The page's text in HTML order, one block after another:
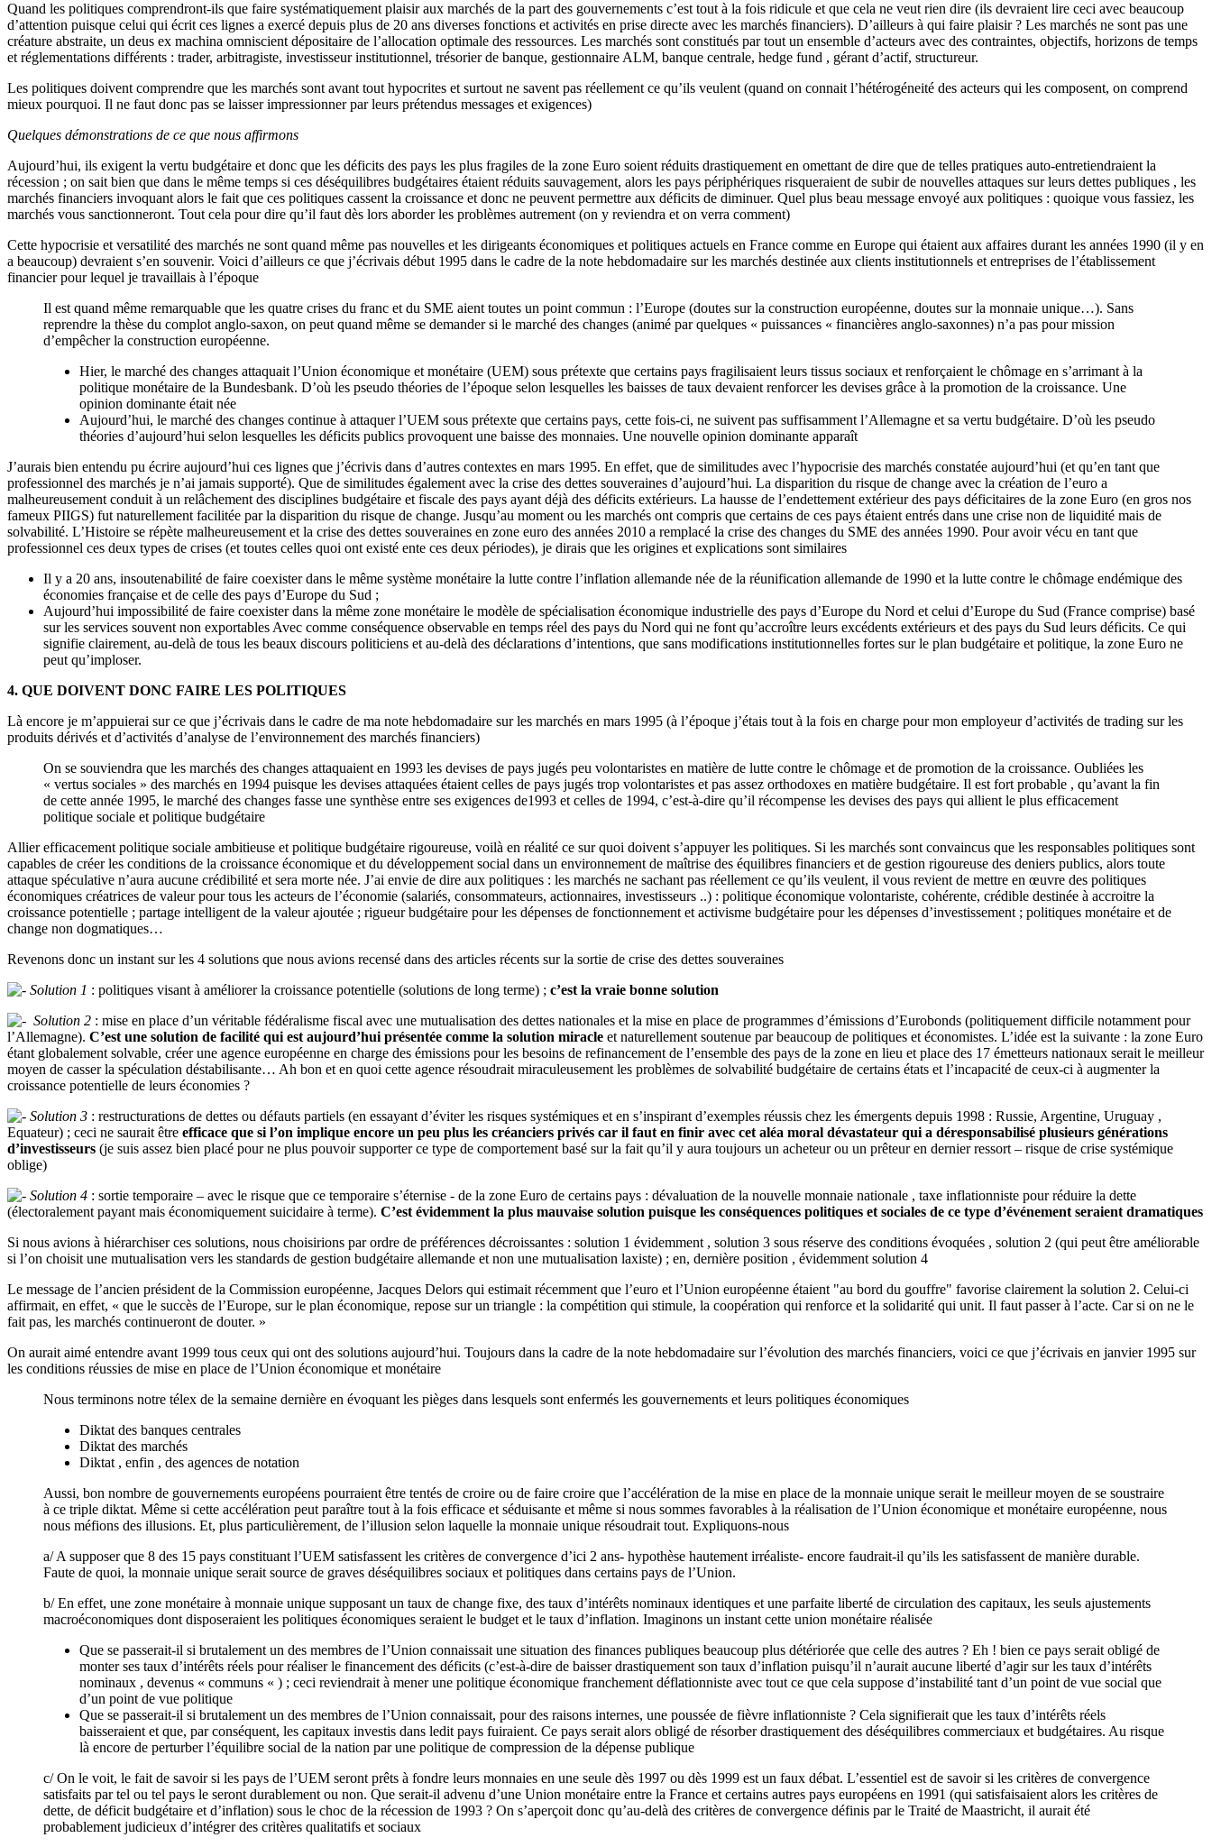
Quand les politiques comprendront-ils que faire systématiquement plaisir aux marchés de la part des gouvernements c’est tout à la fois ridicule et que cela ne veut rien dire (ils devraient lire ceci avec beaucoup
d’attention puisque celui qui écrit ces lignes a exercé depuis plus de 20 ans diverses fonctions et activités en prise directe avec les marchés financiers). D’ailleurs à qui faire plaisir ? Les marchés ne sont pas une
créature abstraite, un deus ex machina omniscient dépositaire de l’allocation optimale des ressources. Les marchés sont constitués par tout un ensemble d’acteurs avec des contraintes, objectifs, horizons de temps
et réglementations différents : trader, arbitragiste, investisseur institutionnel, trésorier de banque, gestionnaire ALM, banque centrale, hedge fund , gérant d’actif, structureur.
Les politiques doivent comprendre que les marchés sont avant tout hypocrites et surtout ne savent pas réellement ce qu’ils veulent (quand on connait l’hétérogéneité des acteurs qui les composent, on comprend
mieux pourquoi. Il ne faut donc pas se laisser impressionner par leurs prétendus messages et exigences)
Quelques démonstrations de ce que nous affirmons
Aujourd’hui, ils exigent la vertu budgétaire et donc que les déficits des pays les plus fragiles de la zone Euro soient réduits drastiquement en omettant de dire que de telles pratiques auto-entretiendraient la
récession ; on sait bien que dans le même temps si ces déséquilibres budgétaires étaient réduits sauvagement, alors les pays périphériques risqueraient de subir de nouvelles attaques sur leurs dettes publiques , les
marchés financiers invoquant alors le fait que ces politiques cassent la croissance et donc ne peuvent permettre aux déficits de diminuer. Quel plus beau message envoyé aux politiques : quoique vous fassiez, les
marchés vous sanctionneront. Tout cela pour dire qu’il faut dès lors aborder les problèmes autrement (on y reviendra et on verra comment)
Cette hypocrisie et versatilité des marchés ne sont quand même pas nouvelles et les dirigeants économiques et politiques actuels en France comme en Europe qui étaient aux affaires durant les années 1990 (il y en
a beaucoup) devraient s’en souvenir. Voici d’ailleurs ce que j’écrivais début 1995 dans le cadre de la note hebdomadaire sur les marchés destinée aux clients institutionnels et entreprises de l’établissement
financier pour lequel je travaillais à l’époque
Il est quand même remarquable que les quatre crises du franc et du SME aient toutes un point commun : l’Europe (doutes sur la construction européenne, doutes sur la monnaie unique…). Sans
reprendre la thèse du complot anglo-saxon, on peut quand même se demander si le marché des changes (animé par quelques « puissances « financières anglo-saxonnes) n’a pas pour mission
d’empêcher la construction européenne.
Hier, le marché des changes attaquait l’Union économique et monétaire (UEM) sous prétexte que certains pays fragilisaient leurs tissus sociaux et renforçaient le chômage en s’arrimant à la
politique monétaire de la Bundesbank. D’où les pseudo théories de l’époque selon lesquelles les baisses de taux devaient renforcer les devises grâce à la promotion de la croissance. Une
opinion dominante était née
Aujourd’hui, le marché des changes continue à attaquer l’UEM sous prétexte que certains pays, cette fois-ci, ne suivent pas suffisamment l’Allemagne et sa vertu budgétaire. D’où les pseudo
théories d’aujourd’hui selon lesquelles les déficits publics provoquent une baisse des monnaies. Une nouvelle opinion dominante apparaît
J’aurais bien entendu pu écrire aujourd’hui ces lignes que j’écrivis dans d’autres contextes en mars 1995. En effet, que de similitudes avec l’hypocrisie des marchés constatée aujourd’hui (et qu’en tant que
professionnel des marchés je n’ai jamais supporté). Que de similitudes également avec la crise des dettes souveraines d’aujourd’hui. La disparition du risque de change avec la création de l’euro a
malheureusement conduit à un relâchement des disciplines budgétaire et fiscale des pays ayant déjà des déficits extérieurs. La hausse de l’endettement extérieur des pays déficitaires de la zone Euro (en gros nos
fameux PIIGS) fut naturellement facilitée par la disparition du risque de change. Jusqu’au moment ou les marchés ont compris que certains de ces pays étaient entrés dans une crise non de liquidité mais de
solvabilité. L’Histoire se répète malheureusement et la crise des dettes souveraines en zone euro des années 2010 a remplacé la crise des changes du SME des années 1990. Pour avoir vécu en tant que
professionnel ces deux types de crises (et toutes celles quoi ont existé ente ces deux périodes), je dirais que les origines et explications sont similaires
Il y a 20 ans, insoutenabilité de faire coexister dans le même système monétaire la lutte contre l’inflation allemande née de la réunification allemande de 1990 et la lutte contre le chômage endémique des
économies française et de celle des pays d’Europe du Sud ;
Aujourd’hui impossibilité de faire coexister dans la même zone monétaire le modèle de spécialisation économique industrielle des pays d’Europe du Nord et celui d’Europe du Sud (France comprise) basé
sur les services souvent non exportables Avec comme conséquence observable en temps réel des pays du Nord qui ne font qu’accroître leurs excédents extérieurs et des pays du Sud leurs déficits. Ce qui
signifie clairement, au-delà de tous les beaux discours politiciens et au-delà des déclarations d’intentions, que sans modifications institutionnelles fortes sur le plan budgétaire et politique, la zone Euro ne
peut qu’imploser.
4. QUE DOIVENT DONC FAIRE LES POLITIQUES
Là encore je m’appuierai sur ce que j’écrivais dans le cadre de ma note hebdomadaire sur les marchés en mars 1995 (à l’époque j’étais tout à la fois en charge pour mon employeur d’activités de trading sur les
produits dérivés et d’activités d’analyse de l’environnement des marchés financiers)
On se souviendra que les marchés des changes attaquaient en 1993 les devises de pays jugés peu volontaristes en matière de lutte contre le chômage et de promotion de la croissance. Oubliées les
« vertus sociales » des marchés en 1994 puisque les devises attaquées étaient celles de pays jugés trop volontaristes et pas assez orthodoxes en matière budgétaire. Il est fort probable , qu’avant la fin
de cette année 1995, le marché des changes fasse une synthèse entre ses exigences de1993 et celles de 1994, c’est-à-dire qu’il récompense les devises des pays qui allient le plus efficacement
politique sociale et politique budgétaire
Allier efficacement politique sociale ambitieuse et politique budgétaire rigoureuse, voilà en réalité ce sur quoi doivent s’appuyer les politiques. Si les marchés sont convaincus que les responsables politiques sont
capables de créer les conditions de la croissance économique et du développement social dans un environnement de maîtrise des équilibres financiers et de gestion rigoureuse des deniers publics, alors toute
attaque spéculative n’aura aucune crédibilité et sera morte née. J’ai envie de dire aux politiques : les marchés ne sachant pas réellement ce qu’ils veulent, il vous revient de mettre en œuvre des politiques
économiques créatrices de valeur pour tous les acteurs de l’économie (salariés, consommateurs, actionnaires, investisseurs ..) : politique économique volontariste, cohérente, crédible destinée à accroitre la
croissance potentielle ; partage intelligent de la valeur ajoutée ; rigueur budgétaire pour les dépenses de fonctionnement et activisme budgétaire pour les dépenses d’investissement ; politiques monétaire et de
change non dogmatiques…
Revenons donc un instant sur les 4 solutions que nous avions recensé dans des articles récents sur la sortie de crise des dettes souveraines
Solution 1 : politiques visant à améliorer la croissance potentielle (solutions de long terme) ; c’est la vraie bonne solution
Solution 2 : mise en place d’un véritable fédéralisme fiscal avec une mutualisation des dettes nationales et la mise en place de programmes d’émissions d’Eurobonds (politiquement difficile notamment pour
l’Allemagne). C’est une solution de facilité qui est aujourd’hui présentée comme la solution miracle et naturellement soutenue par beaucoup de politiques et économistes. L’idée est la suivante : la zone Euro
étant globalement solvable, créer une agence européenne en charge des émissions pour les besoins de refinancement de l’ensemble des pays de la zone en lieu et place des 17 émetteurs nationaux serait le meilleur
moyen de casser la spéculation déstabilisante… Ah bon et en quoi cette agence résoudrait miraculeusement les problèmes de solvabilité budgétaire de certains états et l’incapacité de ceux-ci à augmenter la
croissance potentielle de leurs économies ?
Solution 3 : restructurations de dettes ou défauts partiels (en essayant d’éviter les risques systémiques et en s’inspirant d’exemples réussis chez les émergents depuis 1998 : Russie, Argentine, Uruguay ,
Equateur) ; ceci ne saurait être efficace que si l’on implique encore un peu plus les créanciers privés car il faut en finir avec cet aléa moral dévastateur qui a déresponsabilisé plusieurs générations
d’investisseurs (je suis assez bien placé pour ne plus pouvoir supporter ce type de comportement basé sur la fait qu’il y aura toujours un acheteur ou un prêteur en dernier ressort – risque de crise systémique
oblige)
Solution 4 : sortie temporaire – avec le risque que ce temporaire s’éternise - de la zone Euro de certains pays : dévaluation de la nouvelle monnaie nationale , taxe inflationniste pour réduire la dette
(électoralement payant mais économiquement suicidaire à terme). C’est évidemment la plus mauvaise solution puisque les conséquences politiques et sociales de ce type d’événement seraient dramatiques
Si nous avions à hiérarchiser ces solutions, nous choisirions par ordre de préférences décroissantes : solution 1 évidemment , solution 3 sous réserve des conditions évoquées , solution 2 (qui peut être améliorable
si l’on choisit une mutualisation vers les standards de gestion budgétaire allemande et non une mutualisation laxiste) ; en, dernière position , évidemment solution 4
Le message de l’ancien président de la Commission européenne, Jacques Delors qui estimait récemment que l’euro et l’Union européenne étaient "au bord du gouffre" favorise clairement la solution 2. Celui-ci
affirmait, en effet, « que le succès de l’Europe, sur le plan économique, repose sur un triangle : la compétition qui stimule, la coopération qui renforce et la solidarité qui unit. Il faut passer à l’acte. Car si on ne le
fait pas, les marchés continueront de douter. »
On aurait aimé entendre avant 1999 tous ceux qui ont des solutions aujourd’hui. Toujours dans la cadre de la note hebdomadaire sur l’évolution des marchés financiers, voici ce que j’écrivais en janvier 1995 sur
les conditions réussies de mise en place de l’Union économique et monétaire
Nous terminons notre télex de la semaine dernière en évoquant les pièges dans lesquels sont enfermés les gouvernements et leurs politiques économiques
Diktat des banques centrales
Diktat des marchés
Diktat , enfin , des agences de notation
Aussi, bon nombre de gouvernements européens pourraient être tentés de croire ou de faire croire que l’accélération de la mise en place de la monnaie unique serait le meilleur moyen de se soustraire
à ce triple diktat. Même si cette accélération peut paraître tout à la fois efficace et séduisante et même si nous sommes favorables à la réalisation de l’Union économique et monétaire européenne, nous
nous méfions des illusions. Et, plus particulièrement, de l’illusion selon laquelle la monnaie unique résoudrait tout. Expliquons-nous
a/ A supposer que 8 des 15 pays constituant l’UEM satisfassent les critères de convergence d’ici 2 ans- hypothèse hautement irréaliste- encore faudrait-il qu’ils les satisfassent de manière durable.
Faute de quoi, la monnaie unique serait source de graves déséquilibres sociaux et politiques dans certains pays de l’Union.
b/ En effet, une zone monétaire à monnaie unique supposant un taux de change fixe, des taux d’intérêts nominaux identiques et une parfaite liberté de circulation des capitaux, les seuls ajustements
macroéconomiques dont disposeraient les politiques économiques seraient le budget et le taux d’inflation. Imaginons un instant cette union monétaire réalisée
Que se passerait-il si brutalement un des membres de l’Union connaissait une situation des finances publiques beaucoup plus détériorée que celle des autres ? Eh ! bien ce pays serait obligé de
monter ses taux d’intérêts réels pour réaliser le financement des déficits (c’est-à-dire de baisser drastiquement son taux d’inflation puisqu’il n’aurait aucune liberté d’agir sur les taux d’intérêts
nominaux , devenus « communs « ) ; ceci reviendrait à mener une politique économique franchement déflationniste avec tout ce que cela suppose d’instabilité tant d’un point de vue social que
d’un point de vue politique
Que se passerait-il si brutalement un des membres de l’Union connaissait, pour des raisons internes, une poussée de fièvre inflationniste ? Cela signifierait que les taux d’intérêts réels
baisseraient et que, par conséquent, les capitaux investis dans ledit pays fuiraient. Ce pays serait alors obligé de résorber drastiquement des déséquilibres commerciaux et budgétaires. Au risque
là encore de perturber l’équilibre social de la nation par une politique de compression de la dépense publique
c/ On le voit, le fait de savoir si les pays de l’UEM seront prêts à fondre leurs monnaies en une seule dès 1997 ou dès 1999 est un faux débat. L’essentiel est de savoir si les critères de convergence
satisfaits par tel ou tel pays le seront durablement ou non. Que serait-il advenu d’une Union monétaire entre la France et certains autres pays européens en 1991 (qui satisfaisaient alors les critères de
dette, de déficit budgétaire et d’inflation) sous le choc de la récession de 1993 ? On s’aperçoit donc qu’au-delà des critères de convergence définis par le Traité de Maastricht, il aurait été
probablement judicieux d’intégrer des critères qualitatifs et sociaux